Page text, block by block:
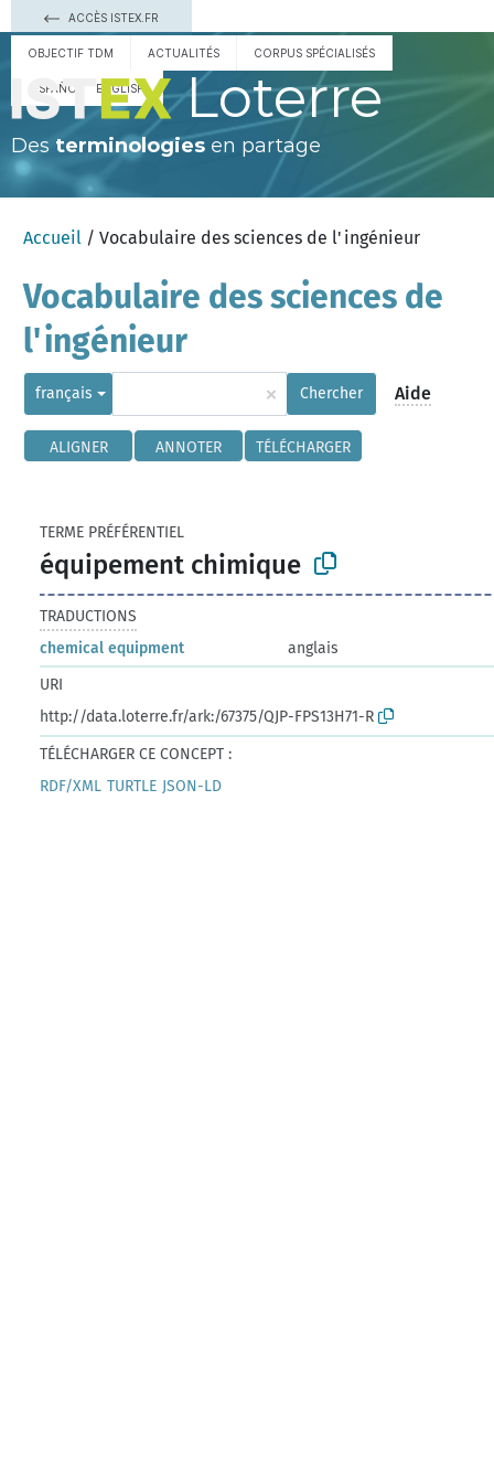
ACCÈS ISTEX.FR
OBJECTIF TDM ACTUALITÉS CORPUS SPÉCIALISÉS
ESPAÑOL ENGLISH Loterre
Des terminologies en partage
Accueil / Vocabulaire des sciences de l'ingénieur
Vocabulaire des sciences de
l'ingénieur
français × Chercher Aide
ALIGNER ANNOTER TÉLÉCHARGER
TERME PRÉFÉRENTIEL
équipement chimique
TRADUCTIONS
chemical equipment
anglais
URI
http://data.loterre.fr/ark:/67375/QJP-FPS13H71-R
TÉLÉCHARGER CE CONCEPT :
RDF/XML TURTLE JSON-LD